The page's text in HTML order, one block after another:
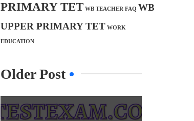
PRIMARY TET WB TEACHER FAQ WB
UPPER PRIMARY TET WORK
EDUCATION
Older Post